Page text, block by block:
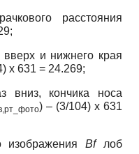
расстояния
и нижнего края
х 631 = 24.269;
вниз, кончика носа
) – (3/104) х 631
изображенияВfлоб